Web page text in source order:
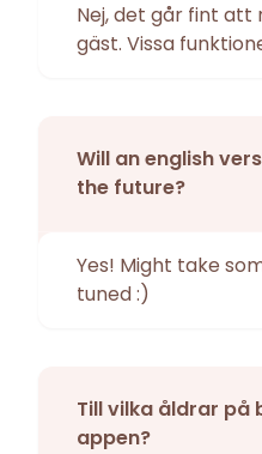
Nej, det går fint att
gäst. Vissa
Will an english
the future?
Yes! Might take
tuned :)
Till vilka åldrar på
appen?